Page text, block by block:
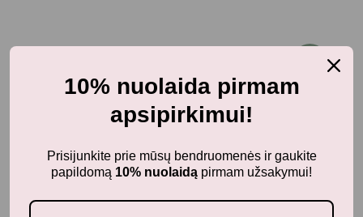
10% nuolaida pirmam
apsipirkimui!
Prisijunkite prie mūsų bendruomenės ir gaukite
papildomą 10% nuolaidą pirmam užsakymui!